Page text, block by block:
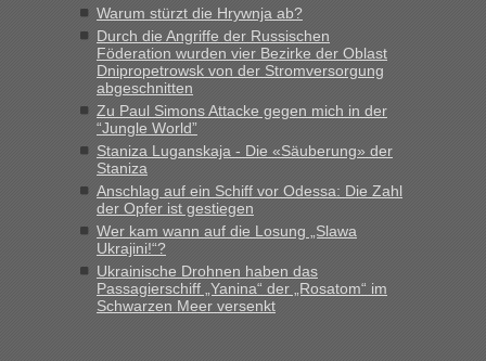
Warum stürzt die Hrywnja ab?
Durch die Angriffe der Russischen
Föderation wurden vier Bezirke der Oblast
Dnipropetrowsk von der Stromversorgung
abgeschnitten
Zu Paul Simons Attacke gegen mich in der
“Jungle World”
Staniza Luganskaja - Die «Säuberung» der
Staniza
Anschlag auf ein Schiff vor Odessa: Die Zahl
der Opfer ist gestiegen
Wer kam wann auf die Losung „Slawa
Ukrajini!“?
Ukrainische Drohnen haben das
Passagierschiff „Yanina“ der „Rosatom“ im
Schwarzen Meer versenkt